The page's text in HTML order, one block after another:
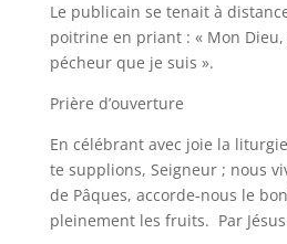
Le publicain se tenait à
poitrine en priant : « Mon
pécheur que je suis ».
Prière d’ouverture
En célébrant avec joie la
te supplions, Seigneur ; nous
de Pâques, accorde-nous le
pleinement les fruits. Par